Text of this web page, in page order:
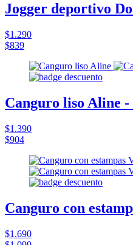
Jogger deportivo
$1.290
$839
Canguro liso Aline
$1.390
$904
Canguro con
$1.690